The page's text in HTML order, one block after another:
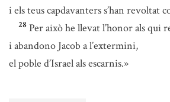
i els teus capdavanters s’han revoltat
28 Per això he llevat l’honor als qui
i abandono Jacob a l’extermini,
el poble d’Israel als escarnis.»